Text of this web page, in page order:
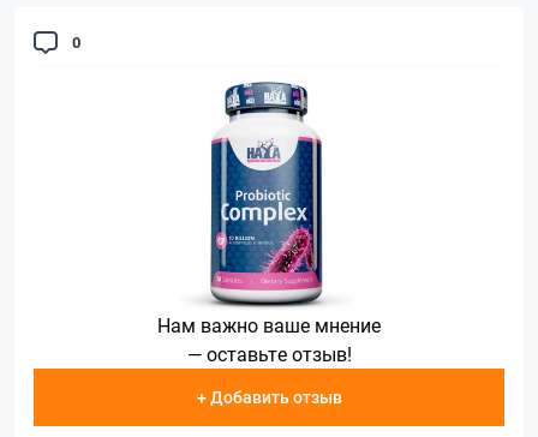
0
Нам важно ваше мнение
— оставьте отзыв!
+ Добавить отзыв